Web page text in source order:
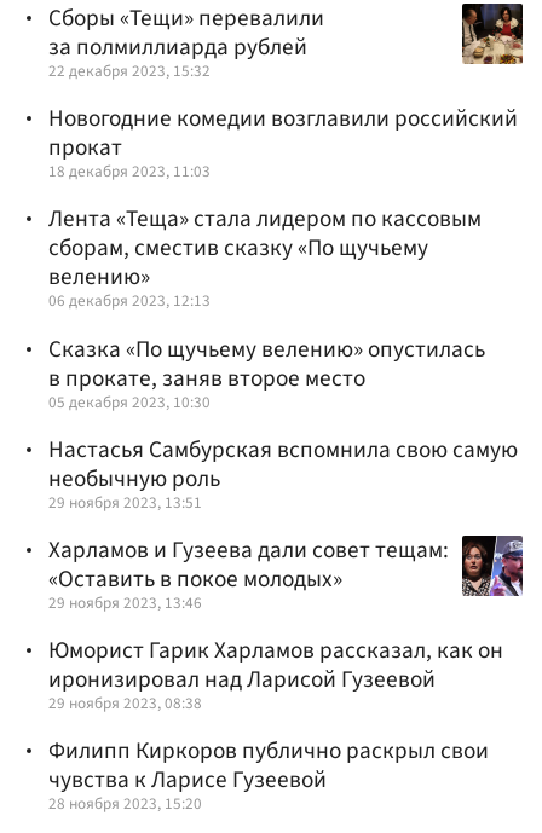
Сборы «Тещи» перевалили
за полмиллиарда рублей
22 декабря 2023, 15:32
Новогодние комедии возглавили российский
прокат
18 декабря 2023, 11:03
Лента «Теща» стала лидером по кассовым
сборам, сместив сказку «По щучьему
велению»
06 декабря 2023, 12:13
Сказка «По щучьему велению» опустилась
в прокате, заняв второе место
05 декабря 2023, 10:30
Настасья Самбурская вспомнила свою самую
необычную роль
29 ноября 2023, 13:51
Харламов и Гузеева дали совет тещам:
«Оставить в покое молодых»
29 ноября 2023, 13:46
Юморист Гарик Харламов рассказал, как он
иронизировал над Ларисой Гузеевой
29 ноября 2023, 08:38
Филипп Киркоров публично раскрыл свои
чувства к Ларисе Гузеевой
28 ноября 2023, 15:20